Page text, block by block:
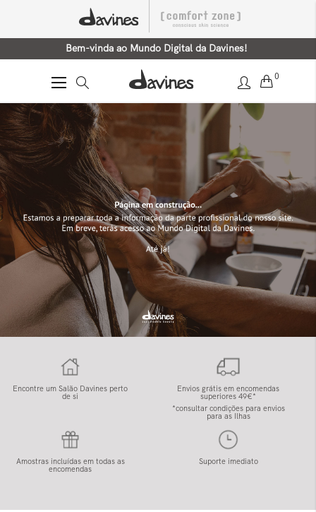
Bem-vinda ao Mundo Digital da Davines!
Alternar
0
Home Embalagem
Encontre um Salão Davines perto
de si
Envios grátis em encomendas
superiores 49€*
*consultar condições para envios
para as Ilhas
Amostras incluídas em todas as
encomendas
Suporte imediato